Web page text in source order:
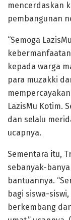
mencerdaskan
pembangunan
“Semoga
kepada warga
para muzakki
LazisMu Kotim.
dan selalu
ucapnya.
Sementara itu,
sebanyak-
bantuannya.
bagi siswa-
berkembang